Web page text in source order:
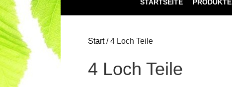
STARTSEITE PRODUKTE
Start/ 4 Loch Teile
4 Loch Teile